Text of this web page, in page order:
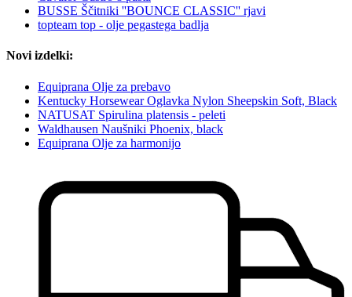
BUSSE Ščitniki ''BOUNCE CLASSIC'' rjavi
topteam top - olje pegastega badlja
Novi izdelki:
Equiprana Olje za prebavo
Kentucky Horsewear Oglavka Nylon Sheepskin Soft, Black
NATUSAT Spirulina platensis - peleti
Waldhausen Naušniki Phoenix, black
Equiprana Olje za harmonijo